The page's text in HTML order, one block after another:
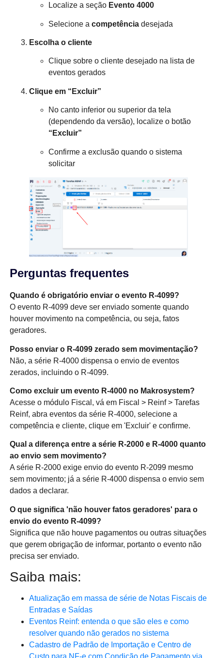
Localize a seção Evento 4000
Selecione a competência desejada
Escolha o cliente
Clique sobre o cliente desejado na lista de
eventos gerados
Clique em “Excluir”
No canto inferior ou superior da tela
(dependendo da versão), localize o botão
“Excluir”
Confirme a exclusão quando o sistema
solicitar
Perguntas frequentes
Quando é obrigatório enviar o evento R-4099?
O evento R-4099 deve ser enviado somente quando
houver movimento na competência, ou seja, fatos
geradores.
Posso enviar o R-4099 zerado sem movimentação?
Não, a série R-4000 dispensa o envio de eventos
zerados, incluindo o R-4099.
Como excluir um evento R-4000 no Makrosystem?
Acesse o módulo Fiscal, vá em Fiscal > Reinf > Tarefas
Reinf, abra eventos da série R-4000, selecione a
competência e cliente, clique em 'Excluir' e confirme.
Qual a diferença entre a série R-2000 e R-4000 quanto
ao envio sem movimento?
A série R-2000 exige envio do evento R-2099 mesmo
sem movimento; já a série R-4000 dispensa o envio sem
dados a declarar.
O que significa 'não houver fatos geradores' para o
envio do evento R-4099?
Significa que não houve pagamentos ou outras situações
que gerem obrigação de informar, portanto o evento não
precisa ser enviado.
Saiba mais:
Atualização em massa de série de Notas Fiscais de
Entradas e Saídas
Eventos Reinf: entenda o que são eles e como
resolver quando não gerados no sistema
Cadastro de Padrão de Importação e Centro de